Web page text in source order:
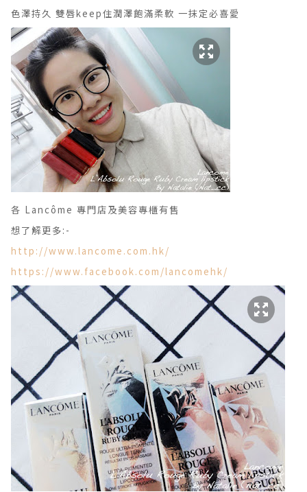
色澤持久 雙唇keep住潤澤飽滿柔軟 一抹定必喜愛
各 Lancôme 專門店及美容專櫃有售
想了解更多:-
http://www.lancome.com.hk/
https://www.facebook.com/lancomehk/